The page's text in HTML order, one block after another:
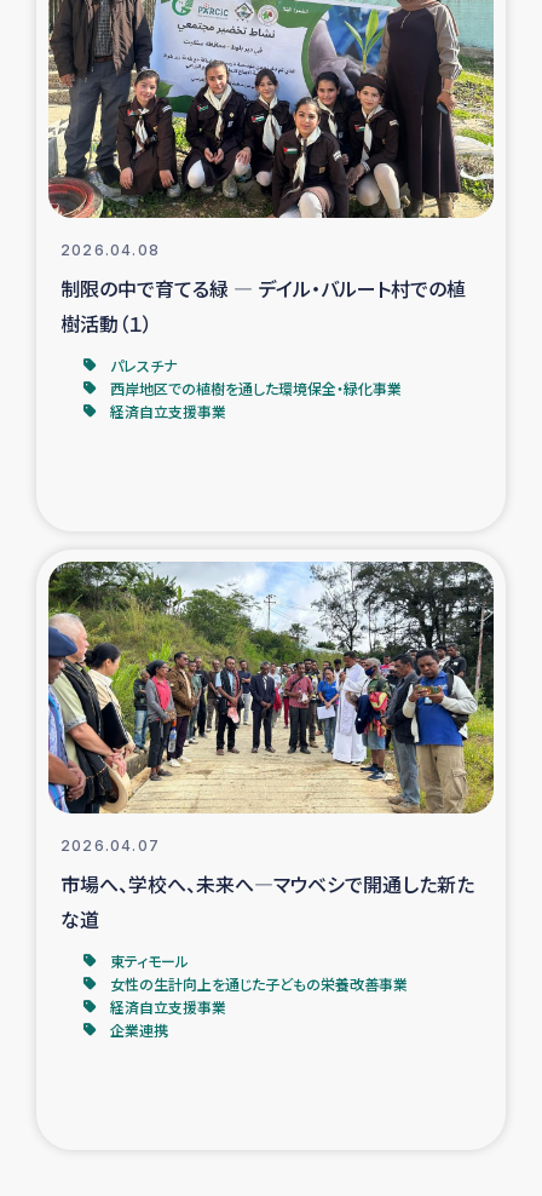
2026.04.08
制限の中で育てる緑 ― デイル・バルート村での植
樹活動（１）
パレスチナ
西岸地区での植樹を通した環境保全・緑化事業
経済自立支援事業
2026.04.07
市場へ、学校へ、未来へ―マウベシで開通した新た
な道
東ティモール
女性の生計向上を通じた子どもの栄養改善事業
経済自立支援事業
企業連携